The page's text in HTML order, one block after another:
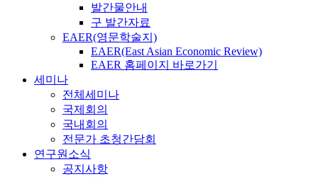
발간물안내
구 발간자료
EAER(영문학술지)
EAER(East Asian Economic Review)
EAER 홈페이지 바로가기
세미나
전체세미나
국제회의
국내회의
전문가 초청간담회
연구원소식
공지사항